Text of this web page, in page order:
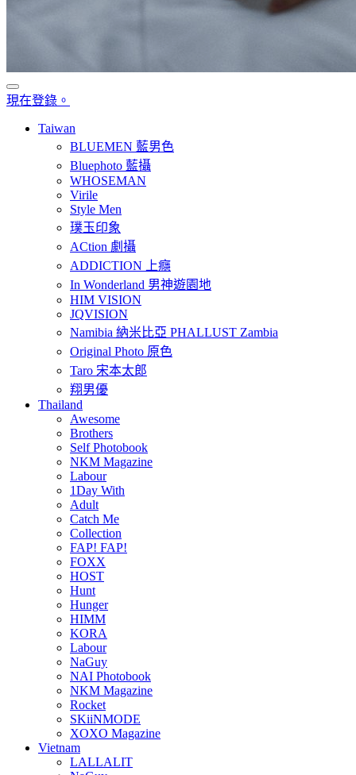
現在登錄。
Taiwan
BLUEMEN 藍男色
Bluephoto 藍攝
WHOSEMAN
Virile
Style Men
璞玉印象
ACtion 劇攝
ADDICTION 上癮
In Wonderland 男神遊園地
HIM VISION
JQVISION
Namibia 納米比亞 PHALLUST Zambia
Original Photo 原色
Taro 宋本太郎
翔男優
Thailand
Awesome
Brothers
Self Photobook
NKM Magazine
Labour
1Day With
Adult
Catch Me
Collection
FAP! FAP!
FOXX
HOST
Hunt
Hunger
HIMM
KORA
Labour
NaGuy
NAI Photobook
NKM Magazine
Rocket
SKiiNMODE
XOXO Magazine
Vietnam
LALLALIT